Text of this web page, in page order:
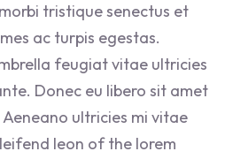
tristique senectus et
ac turpis egestas.
feugiat vitae ultricies
Donec eu libero sit amet
ultricies mi vitae
leon of the lorem